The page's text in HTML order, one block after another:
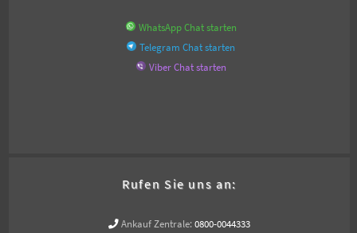
WhatsApp Chat starten
Telegram Chat starten
Viber Chat starten
Rufen Sie uns an:
Ankauf Zentrale: 0800-0044333